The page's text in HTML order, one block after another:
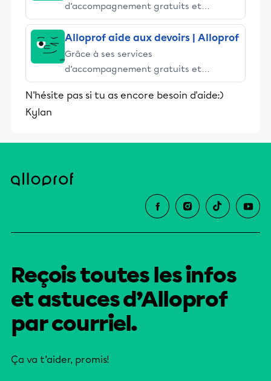
d’accompagnement gratuits et
stimulants, Alloprof engage les élèves
et leurs parents dans la réussite
éducative.
Alloprof aide aux devoirs | Alloprof
Grâce à ses services
d’accompagnement gratuits et
stimulants, Alloprof engage les élèves
et leurs parents dans la réussite
N'hésite pas si tu as encore besoin d'aide:)
Kylan
Reçois toutes les infos
et astuces d’Alloprof
par courriel.
Ça va t’aider, promis!